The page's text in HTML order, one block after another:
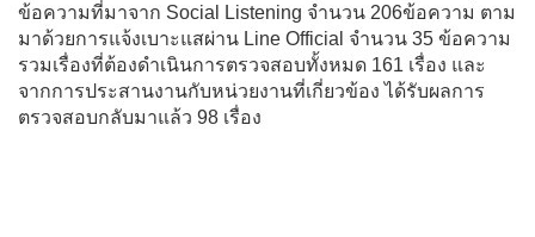
ข้อความที่มาจาก Social Listening จำนวน 206ข้อความ ตาม
มาด้วยการแจ้งเบาะแสผ่าน Line Official จำนวน 35 ข้อความ
รวมเรื่องที่ต้องดำเนินการตรวจสอบทั้งหมด 161 เรื่อง และ
จากการประสานงานกับหน่วยงานที่เกี่ยวข้อง ได้รับผลการ
ตรวจสอบกลับมาแล้ว 98 เรื่อง